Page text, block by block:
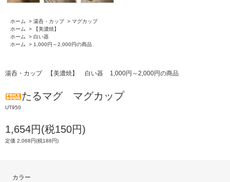
ホーム > 湯呑・カップ > マグカップ
ホーム
>
【美濃焼】
ホーム
> 白い器
ホーム
> 1,000円～2,000円の商品
湯呑・カップ 【美濃焼】 白い器 1,000円～2,000円の商品
たるマグ マグカップ
UT950
1,654円(税150円)
定価 2,068円(税188円)
カラー